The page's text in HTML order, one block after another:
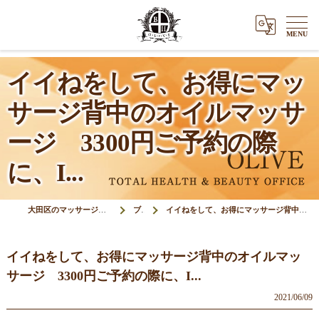
イイねをして、お得にマッ
サージ背中のオイルマッサ
ージ 3300円ご予約の際
に、I...
大田区のマッサージ＆鍼灸接骨院オリーブ(Olive) ブログ イイねをして、お得にマッサージ背中のオイルマッサージ 3300円ご予約の際に、I...
イイねをして、お得にマッサージ背中のオイルマッ
サージ 3300円ご予約の際に、I...
2021/06/09